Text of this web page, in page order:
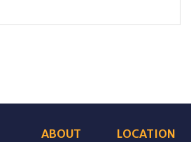
ABOUT
LOCATION